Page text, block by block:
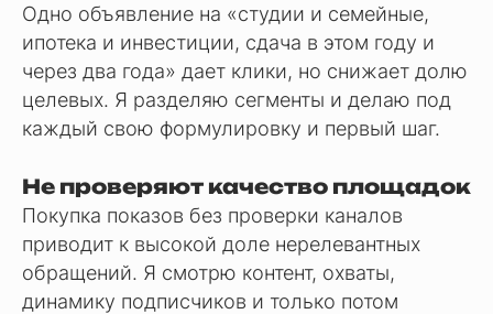
Одно объявление на «студии и семейные,
ипотека и инвестиции, сдача в этом году и
через два года» дает клики, но снижает долю
целевых. Я разделяю сегменты и делаю под
каждый свою формулировку и первый шаг.
Не проверяют качество площадок
Покупка показов без проверки каналов
приводит к высокой доле нерелевантных
обращений. Я смотрю контент, охваты,
динамику подписчиков и только потом